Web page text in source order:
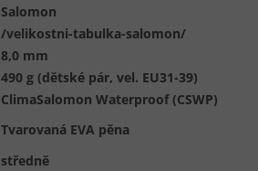
Salomon
/velikostni-tabulka-salomon/
8,0 mm
490 g (dětské pár, vel. EU31-39)
ClimaSalomon Waterproof (CSWP)
Tvarovaná EVA pěna
středně